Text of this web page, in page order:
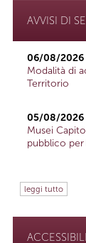
AVVISI DI
06/08/2026
Modalità di
Territorio
05/08/2026
Musei
pubblico per
leggi tutto